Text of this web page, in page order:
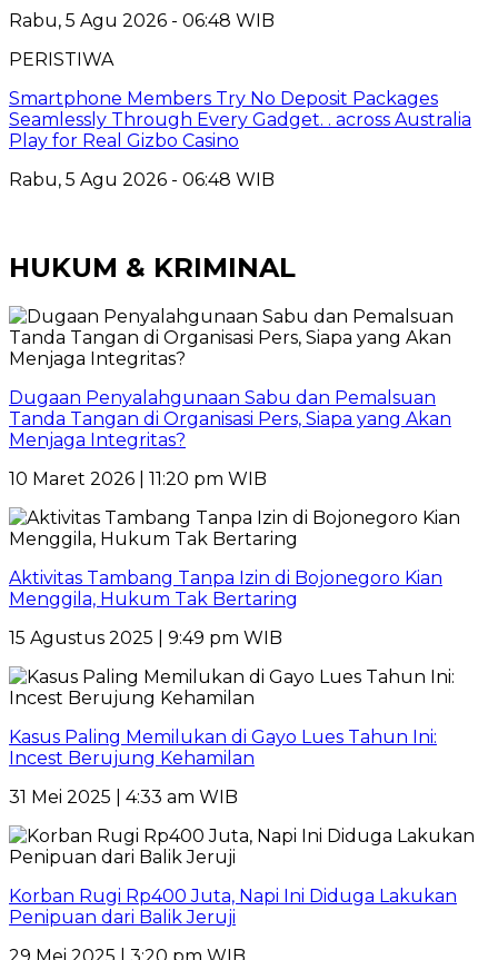
Rabu, 5 Agu 2026 - 06:48 WIB
PERISTIWA
Smartphone Members Try No Deposit Packages
Seamlessly Through Every Gadget. . across Australia
Play for Real Gizbo Casino
Rabu, 5 Agu 2026 - 06:48 WIB
HUKUM & KRIMINAL
Dugaan Penyalahgunaan Sabu dan Pemalsuan
Tanda Tangan di Organisasi Pers, Siapa yang Akan
Menjaga Integritas?
10 Maret 2026 | 11:20 pm WIB
Aktivitas Tambang Tanpa Izin di Bojonegoro Kian
Menggila, Hukum Tak Bertaring
15 Agustus 2025 | 9:49 pm WIB
Kasus Paling Memilukan di Gayo Lues Tahun Ini:
Incest Berujung Kehamilan
31 Mei 2025 | 4:33 am WIB
Korban Rugi Rp400 Juta, Napi Ini Diduga Lakukan
Penipuan dari Balik Jeruji
29 Mei 2025 | 3:20 pm WIB